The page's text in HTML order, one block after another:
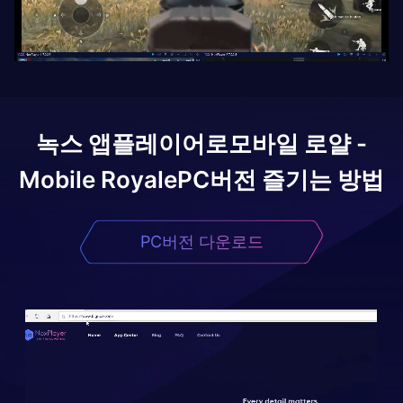
녹스 앱플레이어로모바일 로얄 -
Mobile RoyalePC버전 즐기는 방법
PC버전 다운로드